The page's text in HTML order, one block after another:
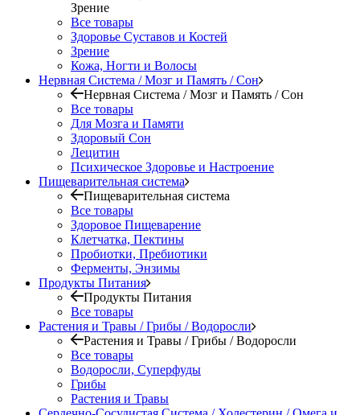
Зрение
Все товары
Здоровье Суставов и Костей
Зрение
Кожа, Ногти и Волосы
Нервная Система / Мозг и Память / Сон
Нервная Система / Мозг и Память / Сон
Все товары
Для Мозга и Памяти
Здоровый Сон
Лецитин
Психическое Здоровье и Настроение
Пищеварительная система
Пищеварительная система
Все товары
Здоровое Пищеварение
Клетчатка, Пектины
Пробиотки, Пребиотики
Ферменты, Энзимы
Продукты Питания
Продукты Питания
Все товары
Растения и Травы / Грибы / Водоросли
Растения и Травы / Грибы / Водоросли
Все товары
Водоросли, Суперфуды
Грибы
Растения и Травы